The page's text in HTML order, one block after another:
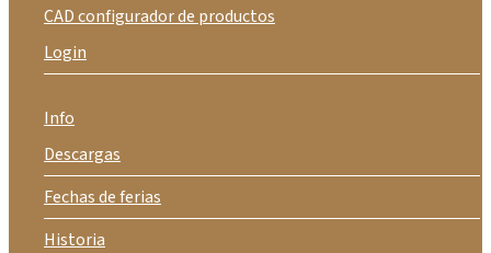
CAD configurador de productos
Login
Info
Descargas
Fechas de ferias
Historia